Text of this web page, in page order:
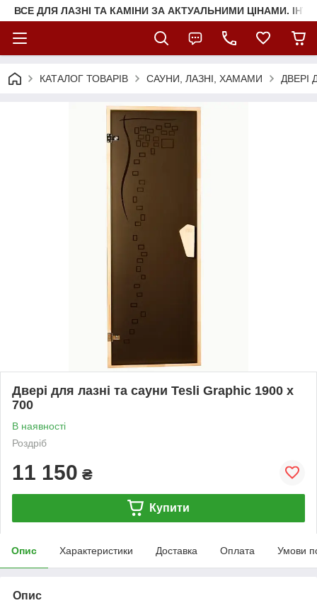
ВСЕ ДЛЯ ЛАЗНІ ТА КАМІНИ ЗА АКТУАЛЬНИМИ ЦІНАМИ.
КАТАЛОГ ТОВАРІВ САУНИ, ЛАЗНІ, ХАМАМИ ДВЕРІ
Двері для лазні та сауни Tesli Graphic 1900 х
700
В наявності
Роздріб
11 150 ₴
Купити
Опис Характеристики Доставка Оплата Умови
Опис